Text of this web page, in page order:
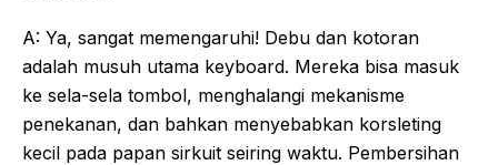
A: Ya, sangat memengaruhi! Debu dan kotoran
adalah musuh utama keyboard. Mereka bisa masuk
ke sela-sela tombol, menghalangi mekanisme
penekanan, dan bahkan menyebabkan korsleting
kecil pada papan sirkuit seiring waktu. Pembersihan